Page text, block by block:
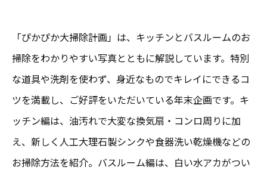
「ぴかぴか大掃除計画」は、キッチンとバスルームのお
掃除をわかりやすい写真とともに解説しています。特別
な道具や洗剤を使わず、身近なものでキレイにできるコ
ツを満載し、ご好評をいただいている年末企画です。キ
ッチン編は、油汚れで大変な換気扇・コンロ周りに加
え、新しく人工大理石製シンクや食器洗い乾燥機などの
お掃除方法を紹介。バスルーム編は、白い水アカがつい